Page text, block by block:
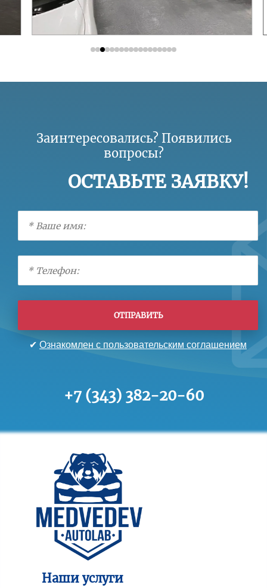
Заинтересовались? Появились
вопросы?
ОСТАВЬТЕ ЗАЯВКУ!
ОТПРАВИТЬ
✔ Ознакомлен с пользовательским соглашением
+7 (343) 382-20-60
Наши услуги